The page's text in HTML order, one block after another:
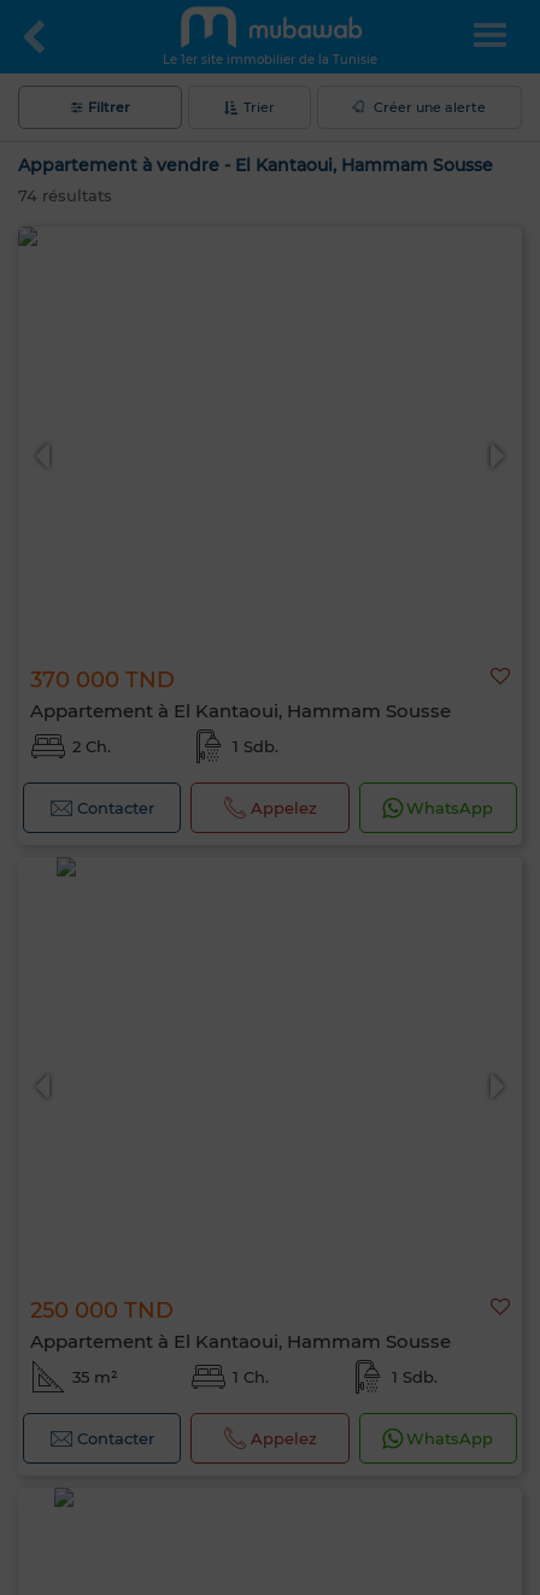
Le 1er site immobilier de la Tunisie
Filtrer Trier Créer une alerte
Appartement à vendre - El Kantaoui, Hammam Sousse
74 résultats
370 000 TND
Appartement à El Kantaoui, Hammam Sousse
2 Ch. 1 Sdb.
Contacter Appelez WhatsApp
250 000 TND
Appartement à El Kantaoui, Hammam Sousse
35 m² 1 Ch. 1 Sdb.
Contacter Appelez WhatsApp